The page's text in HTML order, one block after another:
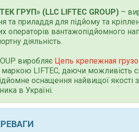
ГРУП» (LLC LIFTEC GROUP) –
та приладдя для підйому та
операторів вантажопідйомного
діяльність.
виробляє Цепь крепежная
LIFTEC, даючи можливість
оснащення найвищої якості
в Україні.